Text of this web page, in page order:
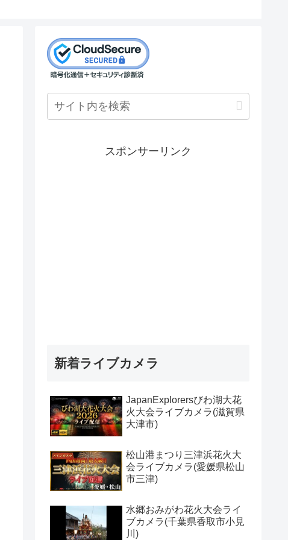
スポンサーリンク
新着ライブカメラ
JapanExplorersびわ湖大花
火大会ライブカメラ(滋賀県
大津市)
松山港まつり三津浜花火大
会ライブカメラ(愛媛県松山
市三津)
水郷おみがわ花火大会ライ
ブカメラ(千葉県香取市小見
川)